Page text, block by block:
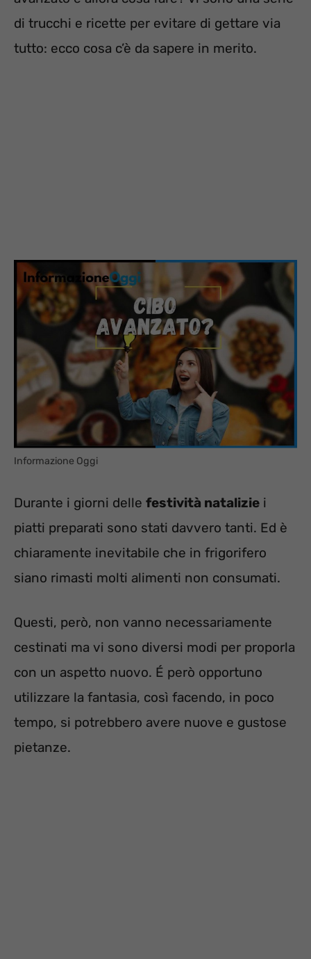
di trucchi e ricette per evitare di gettare via
tutto: ecco cosa c’è da sapere in merito.
Informazione Oggi
Durante i giorni delle festività natalizie i
piatti preparati sono stati davvero tanti. Ed è
chiaramente inevitabile che in frigorifero
siano rimasti molti alimenti non consumati.
Questi, però, non vanno necessariamente
cestinati ma vi sono diversi modi per proporla
con un aspetto nuovo. É però opportuno
utilizzare la fantasia, così facendo, in poco
tempo, si potrebbero avere nuove e gustose
pietanze.